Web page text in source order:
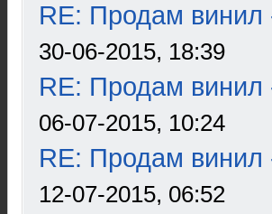
RE: Продам
30-06-2015, 18:39
RE: Продам
06-07-2015, 10:24
RE: Продам
12-07-2015, 06:52